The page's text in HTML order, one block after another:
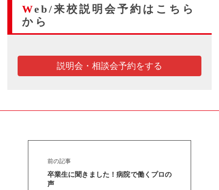
Web/来校説明会予約はこちら
から
説明会・相談会予約をする
前の記事
卒業生に聞きました！病院で働くプロの
声